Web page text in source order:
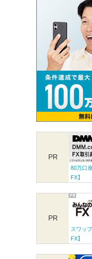
PR
80万口
FX】
PR
スワッ
FX】